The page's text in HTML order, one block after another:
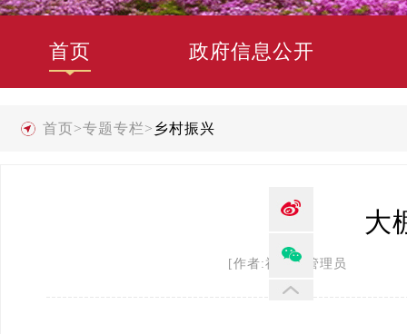
首页 政府信息公开
首页>专题专栏> 乡村振兴
大
[作者:禄劝县管理员 发